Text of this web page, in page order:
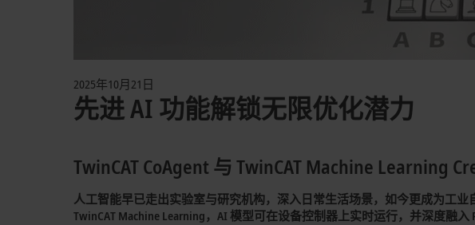
2025年10月21日
先进 AI 功能解锁无限优化潜力
TwinCAT CoAgent 与 TwinCAT Machine Learning
人工智能早已走出实验室与研究机构，深入日常生活场景，如今更成为工
TwinCAT Machine Learning，AI 模型可在设备控制器上实时运行，并深度融